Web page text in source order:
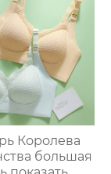
анти-
коллекция
груди
размер
женский
Королева
большая